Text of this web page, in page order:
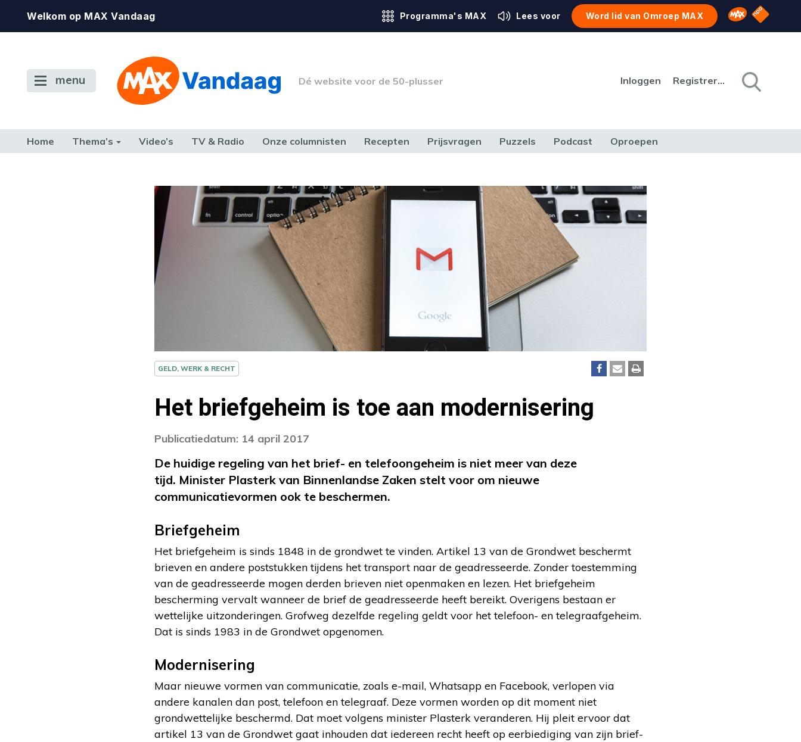
Welkom op MAX Vandaag Programma's MAX Lees voor Word lid van Omroep MAX Omroep MAX
NPO
menu Dé website voor de 50-plusser Inloggen Registreren
Home Thema’s Video’s TV & Radio Onze columnisten Recepten Prijsvragen Puzzels Podcast Oproepen
GELD, WERK & RECHT
Het briefgeheim is toe aan modernisering
Publicatiedatum: 14 april 2017
De huidige regeling van het brief- en telefoongeheim is niet meer van deze
tijd. Minister Plasterk van Binnenlandse Zaken stelt voor om nieuwe
communicatievormen ook te beschermen.
Briefgeheim
Het briefgeheim is sinds 1848 in de grondwet te vinden. Artikel 13 van de Grondwet beschermt
brieven en andere poststukken tijdens het transport naar de geadresseerde. Zonder toestemming
van de geadresseerde mogen derden brieven niet openmaken en lezen. Het briefgeheim
bescherming vervalt wanneer de brief de geadresseerde heeft bereikt. Overigens bestaan er
wettelijke uitzonderingen. Grofweg dezelfde regeling geldt voor het telefoon- en telegraafgeheim.
Dat is sinds 1983 in de Grondwet opgenomen.
Modernisering
Maar nieuwe vormen van communicatie, zoals e-mail, Whatsapp en Facebook, verlopen via
andere kanalen dan post, telefoon en telegraaf. Deze vormen worden op dit moment niet
grondwettelijke beschermd. Dat moet volgens minister Plasterk veranderen. Hij pleit ervoor dat
artikel 13 van de Grondwet gaat inhouden dat iedereen recht heeft op eerbiediging van zijn brief-